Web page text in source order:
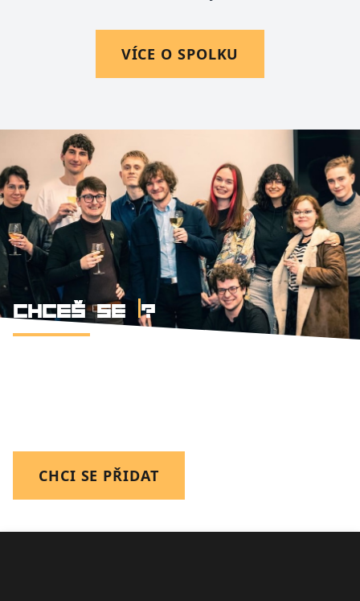
VÍCE O SPOLKU
CHCEŠ SE ?
CHCI SE PŘIDAT